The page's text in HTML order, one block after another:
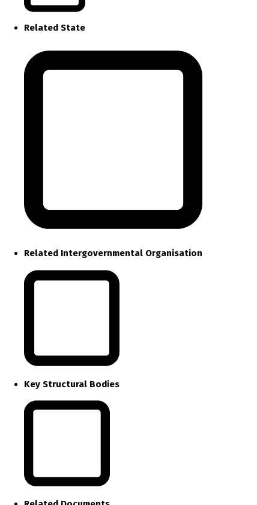
Related State
Related Intergovernmental Organisation
Key Structural Bodies